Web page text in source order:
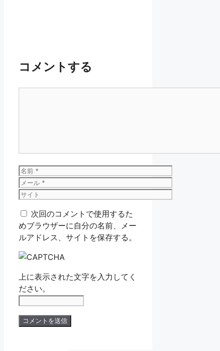
コメントする
名
前
メ
ー
サ
ト 次回のコメントで使用するた
めブラウザーに自分の名前、メー
ルアドレス、サイトを保存する。
上に表示された文字を入力してく
ださい。